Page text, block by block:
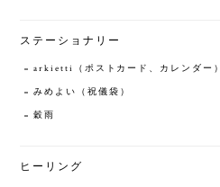
ステーショナリー
arkietti（ポストカード、カレンダー）
みめよい（祝儀袋）
穀雨
ヒーリング